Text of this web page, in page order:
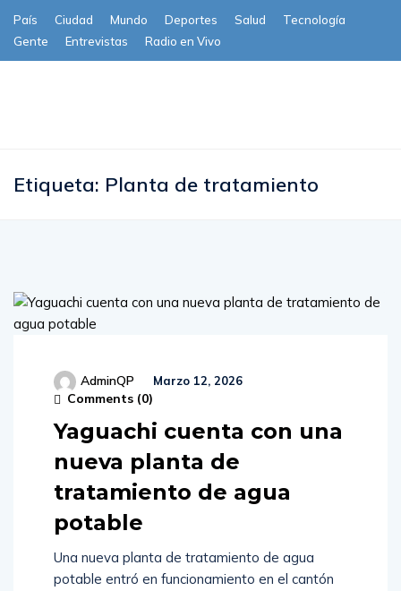
País Ciudad Mundo Deportes Salud
Tecnología
Gente
Entrevistas Radio en Vivo
Etiqueta: Planta de tratamiento
AdminQP Marzo 12, 2026
Comments (0)
Yaguachi cuenta con una
nueva planta de
tratamiento de agua
potable
Una nueva planta de tratamiento de agua
potable entró en funcionamiento en el cantón